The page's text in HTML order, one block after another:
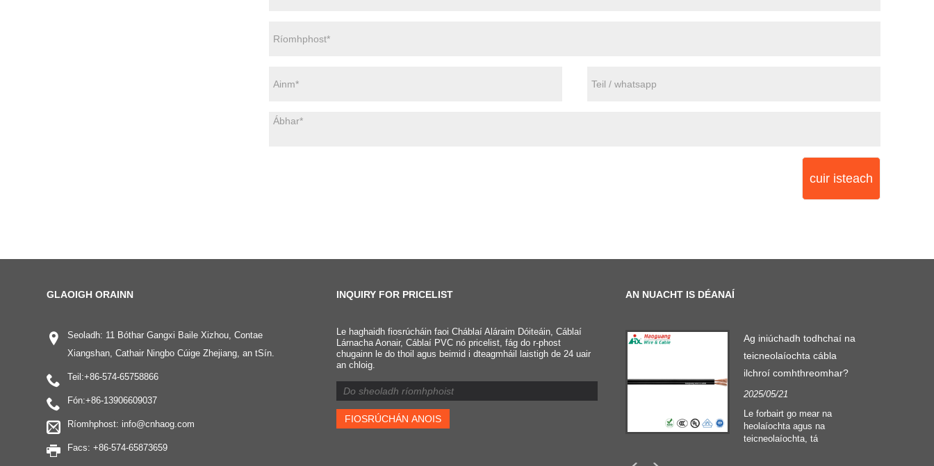
cuir isteach
GLAOIGH ORAINN
Seoladh: 11 Bóthar Gangxi Baile Xizhou, Contae
Xiangshan, Cathair Ningbo Cúige Zhejiang, an tSín.
Teil:+86-574-65758866
Fón:+86-13906609037
Ríomhphost: info@cnhaog.com
Facs: +86-574-65873659
INQUIRY FOR PRICELIST
Le haghaidh fiosrúcháin faoi Cháblaí Aláraim Dóiteáin, Cáblaí
Lárnacha Aonair, Cáblaí PVC nó pricelist, fág do r-phost
chugainn le do thoil agus beimid i dteagmháil laistigh de 24 uair
an chloig.
AN NUACHT IS DÉANAÍ
Cad é an difríocht idir
cábla fireproof agus cábla
Ag iniúchadh todhchaí na
teicneolaíochta cábla
ilchroí comhthreomhar?
2025/05/21
Le forbairt go mear na
heolaíochta agus na
teicneolaíochta, tá